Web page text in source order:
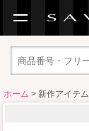
ホーム > 新作アイテム